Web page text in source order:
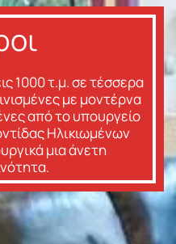
1000 τ.μ. σε τέσσερα
με μοντέρνα
από το υπουργείο
Ηλικιωμένων
μια άνετη